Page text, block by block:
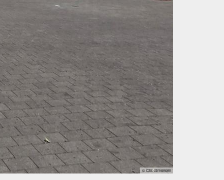
© Chr. Simonsen